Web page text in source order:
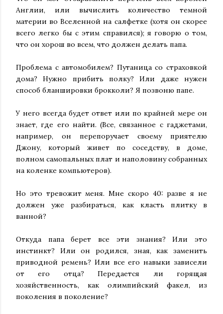
Англии, или вычислить количество темной
материи во Вселенной на салфетке (хотя он скорее
всего легко бы с этим справился); я говорю о том,
что он хорош во всем, что должен делать папа.
Проблема с автомобилем? Путаница со страховкой
дома? Нужно прибить полку? Или даже нужен
способ бланшировки брокколи? Я позвоню папе.
У него всегда будет ответ или по крайней мере он
знает, где его найти. (Все, связанное с гаджетами,
например, он перепоручает своему приятелю
Джону, который живет по соседству, в доме,
полном самопальных плат и наполовину собранных
на коленке компьютеров).
Но это тревожит меня. Мне скоро 40: разве я не
должен уже разбираться, как класть плитку в
ванной?
Откуда папа берет все эти знания? Или это
инстинкт? Или он родился, зная, как заменить
приводной ремень? Или все его навыки зависели
от его отца? Передается ли горящая
хозяйственность, как олимпийский факел, из
поколения в поколение?